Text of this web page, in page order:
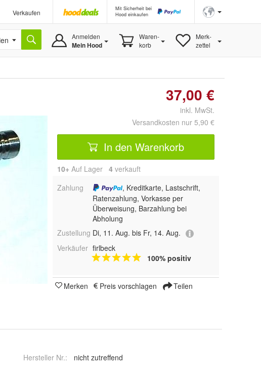
Verkaufen
Mit Sicherheit bei
Hood einkaufen
Anmelden
Mein Hood
Waren-
korb
Merk-
zettel
37,00 €
inkl. MwSt.
Versandkosten nur 5,90 €
In den Warenkorb
10+ Auf Lager 4 verkauft
Zahlung
, Kreditkarte, Lastschrift,
Ratenzahlung, Vorkasse per
Überweisung, Barzahlung bei
Abholung
Zustellung Di, 11. Aug. bis Fr, 14. Aug.
Verkäufer firlbeck
100% positiv
Merken Preis vorschlagen Teilen
Hersteller Nr.: nicht zutreffend